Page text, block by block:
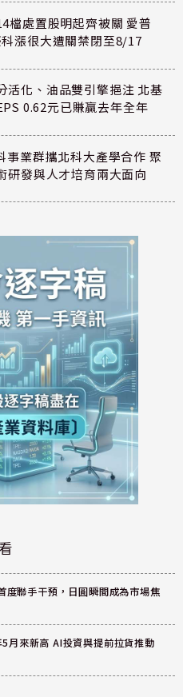
檔處置股明起齊被關 愛普
漲很大遭關禁閉至8/17
活化、油品雙引擎挹注 北基
0.62元已賺贏去年全年
事業群攜北科大產學合作 聚
研發與人才培育兩大面向
度聯手干預，日圓瞬間成為市場焦
月來新高 AI投資與提前拉貨推動